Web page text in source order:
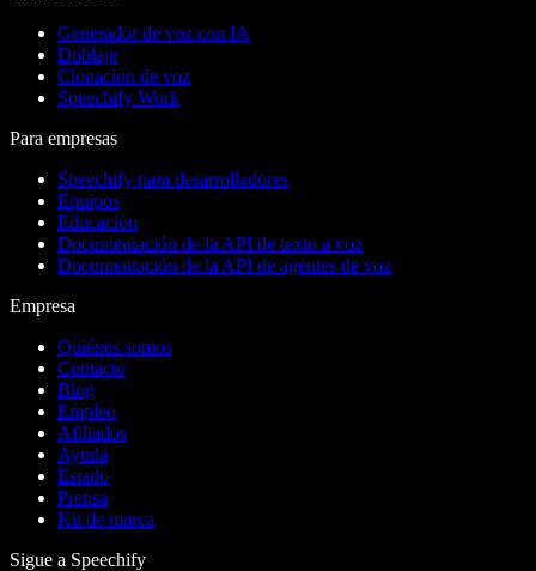
Generador de voz con IA
Doblaje
Clonación de voz
Speechify Work
Para empresas
Speechify para desarrolladores
Equipos
Educación
Documentación de la API de texto a voz
Documentación de la API de agentes de voz
Empresa
Quiénes somos
Contacto
Blog
Empleo
Afiliados
Ayuda
Estado
Prensa
Kit de marca
Sigue a Speechify